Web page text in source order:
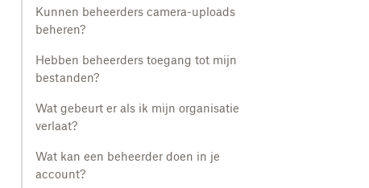
Kunnen beheerders camera-uploads
beheren?
Hebben beheerders toegang tot mijn
bestanden?
Wat gebeurt er als ik mijn organisatie
verlaat?
Wat kan een beheerder doen in je
account?